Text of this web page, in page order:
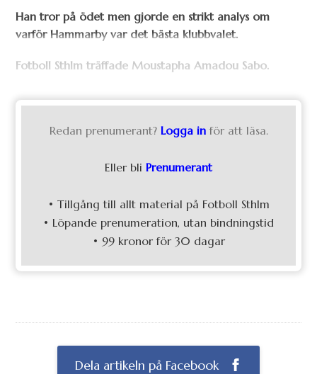
Han tror på ödet men gjorde en strikt analys om
varför Hammarby var det bästa klubbvalet.
Fotboll Sthlm träffade Moustapha Amadou Sabo.
Redan prenumerant? Logga in för att läsa.
Eller bli Prenumerant
• Tillgång till allt material på Fotboll Sthlm
• Löpande prenumeration, utan bindningstid
• 99 kronor för 30 dagar
Dela artikeln på Facebook